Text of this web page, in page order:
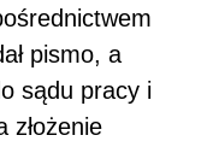
pismo, a
sądu pracy i
złożenie